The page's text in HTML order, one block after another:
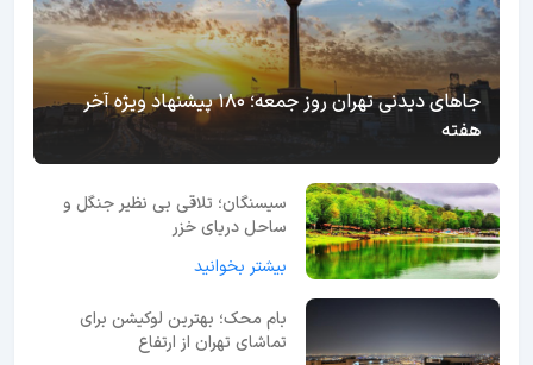
جاهای دیدنی تهران روز جمعه؛ 180 پیشنهاد ویژه آخر
هفته
سیسنگان؛ تلاقی بی نظیر جنگل و
ساحل دریای خزر
بیشتر بخوانید
بام محک؛ بهترین لوکیشن برای
تماشای تهران از ارتفاع